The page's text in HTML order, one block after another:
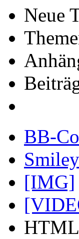
Neue
BB-
[IMG]